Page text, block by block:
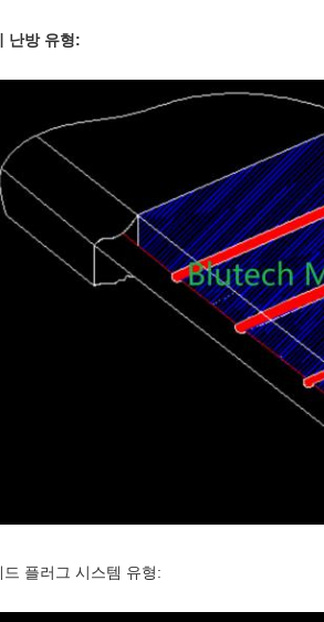
난방 유형:
드 플러그 시스템 유형: